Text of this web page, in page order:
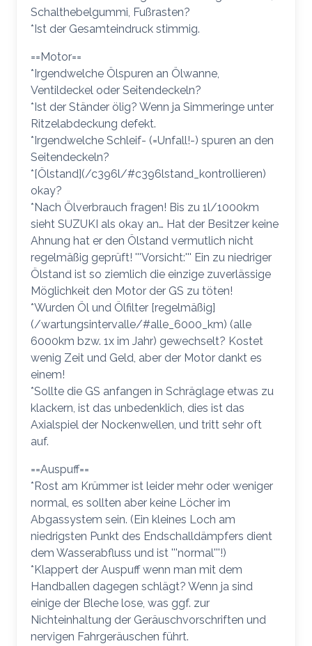
Schalthebelgummi, Fußrasten?
*Ist der Gesamteindruck stimmig.
==Motor==
*Irgendwelche Ölspuren an Ölwanne,
Ventildeckel oder Seitendeckeln?
*Ist der Ständer ölig? Wenn ja Simmeringe unter
Ritzelabdeckung defekt.
*Irgendwelche Schleif- (=Unfall!-) spuren an den
Seitendeckeln?
*[Ölstand](/c396l/#c396lstand_kontrollieren)
okay?
*Nach Ölverbrauch fragen! Bis zu 1l/1000km
sieht SUZUKI als okay an… Hat der Besitzer keine
Ahnung hat er den Ölstand vermutlich nicht
regelmäßig geprüft! '''Vorsicht:''' Ein zu niedriger
Ölstand ist so ziemlich die einzige zuverlässige
Möglichkeit den Motor der GS zu töten!
*Wurden Öl und Ölfilter [regelmäßig]
(/wartungsintervalle/#alle_6000_km) (alle
6000km bzw. 1x im Jahr) gewechselt? Kostet
wenig Zeit und Geld, aber der Motor dankt es
einem!
*Sollte die GS anfangen in Schräglage etwas zu
klackern, ist das unbedenklich, dies ist das
Axialspiel der Nockenwellen, und tritt sehr oft
auf.
==Auspuff==
*Rost am Krümmer ist leider mehr oder weniger
normal, es sollten aber keine Löcher im
Abgassystem sein. (Ein kleines Loch am
niedrigsten Punkt des Endschalldämpfers dient
dem Wasserabfluss und ist '''normal'''!)
*Klappert der Auspuff wenn man mit dem
Handballen dagegen schlägt? Wenn ja sind
einige der Bleche lose, was ggf. zur
Nichteinhaltung der Geräuschvorschriften und
nervigen Fahrgeräuschen führt.